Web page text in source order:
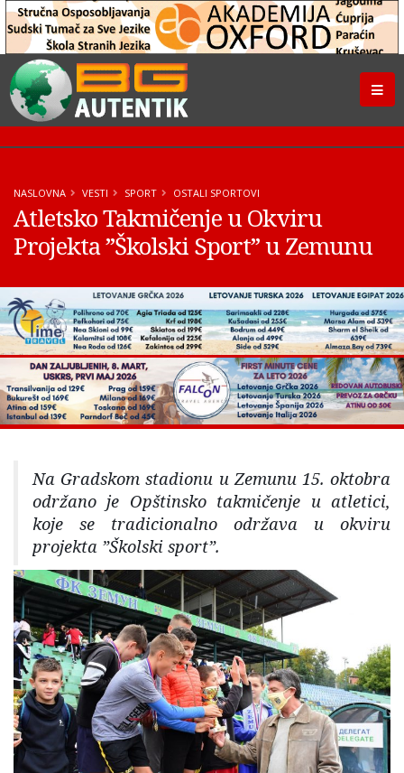
NASLOVNA VESTI SPORT OSTALI SPORTOVI
Atletsko Takmičenje u Okviru
Projekta ”Školski Sport” u Zemunu
Na Gradskom stadionu u Zemunu 15. oktobra
održano je Opštinsko takmičenje u atletici,
koje se tradicionalno održava u okviru
projekta ”Školski sport”.